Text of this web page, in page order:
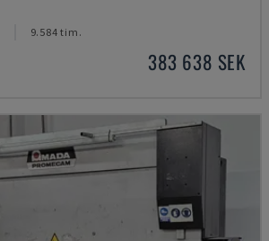
9.584 tim.
383 638 SEK